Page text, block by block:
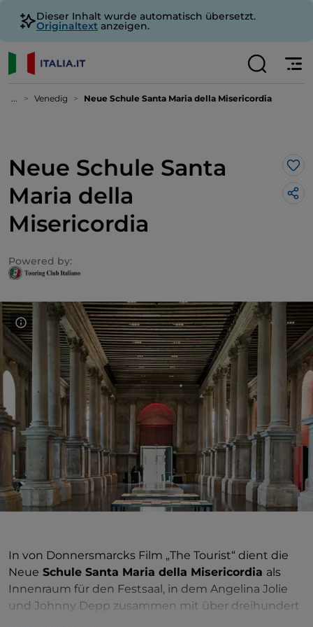
Dieser Inhalt wurde automatisch übersetzt.
Originaltext anzeigen.
... Venedig Neue Schule Santa Maria della Misericordia
Neue Schule Santa
Maria della
Misericordia
Powered by:
In von Donnersmarcks Film „The Tourist“ dient die
Neue Schule Santa Maria della Misericordia als
Innenraum für den Festsaal, in dem Angelina Jolie
und Johnny Depp zusammen mit über dreihundert